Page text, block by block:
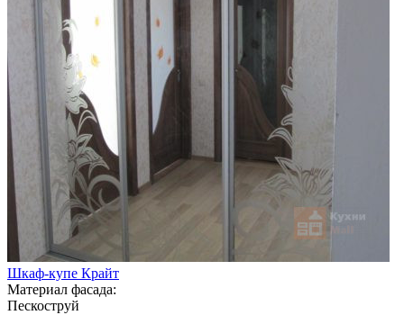
Шкаф-купе Крайт
Материал фасада:
Пескоструй